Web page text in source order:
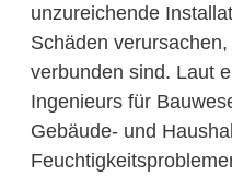
unzureichende
Schäden
verbunden sind. Laut
Ingenieurs für
Gebäude- und